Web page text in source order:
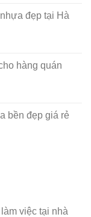
đẹp tại Hà
hàng quán
bền đẹp giá rẻ
việc tại nhà